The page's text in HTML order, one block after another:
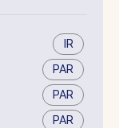
IR
PAR
PAR
PAR